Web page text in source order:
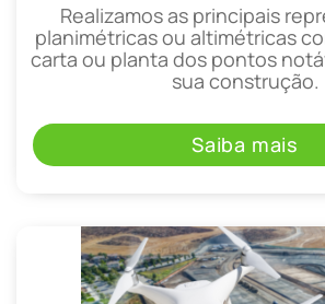
Realizamos as principais
planimétricas ou altimétricas
carta ou planta dos pontos
sua construção.
Saiba mais